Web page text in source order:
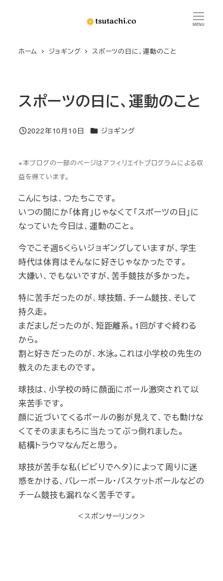
MENU
ホーム ジョギング スポーツの日に、運動のこと
スポーツの日に、運動のこと
投稿日
2022年10月10日 カテゴリー
ジョギング
※本ブログの一部のページはアフィリエイトプログラムによる収
益を得ています。
こんにちは、つたちこです。
いつの間にか「体育」じゃなくて「スポーツの日」に
なっていた今日は、運動のこと。
今でこそ週5くらいジョギングしていますが、学生
時代は体育はそんなに好きじゃなかったです。
大嫌い、でもないですが、苦手競技が多かった。
特に苦手だったのが、球技類、チーム競技、そして
持久走。
まだましだったのが、短距離系。1回がすぐ終わる
から。
割と好きだったのが、水泳。これは小学校の先生の
教えのたまものです。
球技は、小学校の時に顔面にボール激突されて以
来苦手です。
顔に近づいてくるボールの影が見えて、でも動けな
くてそのままもろに当たってぶっ倒れました。
結構トラウマなんだと思う。
球技が苦手な私（ビビりでヘタ）によって周りに迷
惑をかける、バレーボール・バスケットボールなどの
チーム競技も漏れなく苦手です。
＜スポンサーリンク＞